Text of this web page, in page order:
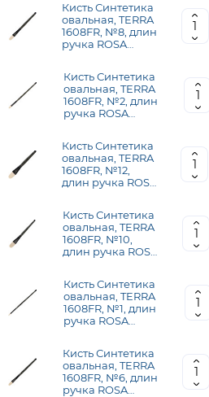
Кисть Синтетика
овальная, TERRA
1608FR, №8, длин
ручка ROSA
Кисть Синтетика
овальная, TERRA
1608FR, №2, длин
ручка ROSA
Кисть Синтетика
овальная, TERRA
1608FR, №12,
длин ручка ROSA
Кисть Синтетика
овальная, TERRA
1608FR, №10,
длин ручка ROSA
Кисть Синтетика
овальная, TERRA
1608FR, №1, длин
ручка ROSA
Кисть Синтетика
овальная, TERRA
1608FR, №6, длин
ручка ROSA